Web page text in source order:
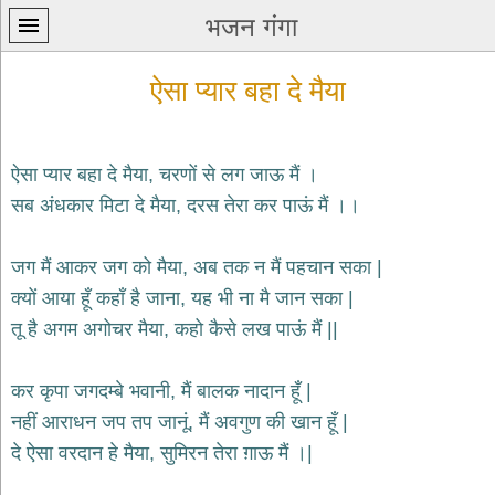
भजन गंगा
प्रथम
home
कृष्ण
भजन
krishna
शिव
भजन
bhajans
ऐसा प्यार बहा दे मैया
ऐसा प्यार बहा दे मैया, चरणों से लग जाऊ मैं ।
सब अंधकार मिटा दे मैया, दरस तेरा कर पाऊं मैं ।।
जग मैं आकर जग को मैया, अब तक न मैं पहचान सका |
क्यों आया हूँ कहाँ है जाना, यह भी ना मै जान सका |
तू है अगम अगोचर मैया, कहो कैसे लख पाऊं मैं ||
कर कृपा जगदम्बे भवानी, मैं बालक नादान हूँ |
नहीं आराधन जप तप जानूं, मैं अवगुण की खान हूँ |
दे ऐसा वरदान हे मैया, सुमिरन तेरा ग़ाऊ मैं ।|